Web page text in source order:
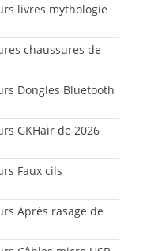
livres mythologie
chaussures de
Dongles Bluetooth
GKHair de 2026
Faux cils
Après rasage de